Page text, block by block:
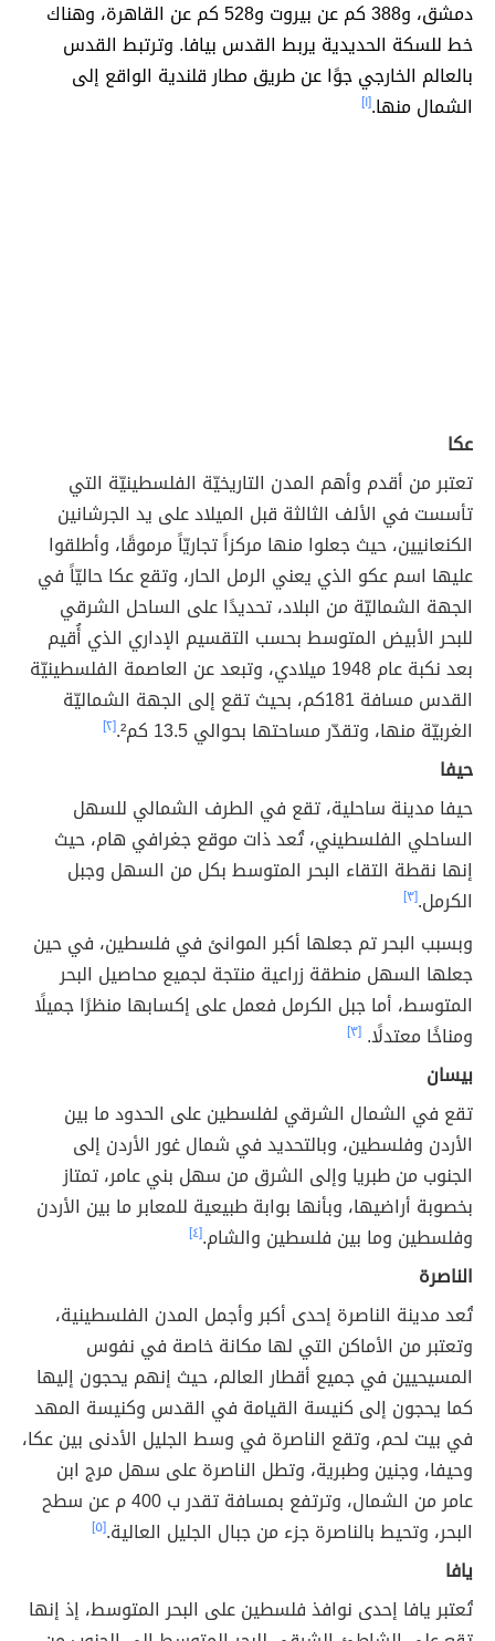
دمشق، و388 كم عن بيروت و528 كم عن القاهرة، وهناك
خط للسكة الحديدية يربط القدس بيافا. وترتبط القدس
بالعالم الخارجي جوًا عن طريق مطار قلندية الواقع إلى
الشمال منها.[١]
عكا
تعتبر من أقدم وأهم المدن التاريخيّة الفلسطينيّة التي
تأسست في الألف الثالثة قبل الميلاد على يد الجرشانين
الكنعانيين، حيث جعلوا منها مركزاً تجاريّاً مرموقًا، وأطلقوا
عليها اسم عكو الذي يعني الرمل الحار، وتقع عكا حاليّاً في
الجهة الشماليّة من البلاد، تحديدًا على الساحل الشرقي
للبحر الأبيض المتوسط بحسب التقسيم الإداري الذي أُقيم
بعد نكبة عام 1948 ميلادي، وتبعد عن العاصمة الفلسطينيّة
القدس مسافة 181كم، بحيث تقع إلى الجهة الشماليّة
الغربيّة منها، وتقدّر مساحتها بحوالي 13.5 كم².
[٢]
حيفا
حيفا مدينة ساحلية، تقع في الطرف الشمالي للسهل
الساحلي الفلسطيني، تُعد ذات موقع جغرافي هام، حيث
إنها نقطة التقاء البحر المتوسط بكل من السهل وجبل
الكرمل.[٣]
وبسبب البحر تم جعلها أكبر الموانئ في فلسطين، في حين
جعلها السهل منطقة زراعية منتجة لجميع محاصيل البحر
المتوسط، أما جبل الكرمل فعمل على إكسابها منظرًا جميلًا
ومناخًا معتدلًا. [٣]
بيسان
تقع في الشمال الشرقي لفلسطين على الحدود ما بين
الأردن وفلسطين، وبالتحديد في شمال غور الأردن إلى
الجنوب من طبريا وإلى الشرق من سهل بني عامر، تمتاز
بخصوبة أراضيها، وبأنها بوابة طبيعية للمعابر ما بين الأردن
وفلسطين وما بين فلسطين والشام.[٤]
الناصرة
تُعد مدينة الناصرة إحدى أكبر وأجمل المدن الفلسطينية،
وتعتبر من الأماكن التي لها مكانة خاصة في نفوس
المسيحيين في جميع أقطار العالم، حيث إنهم يحجون إليها
كما يحجون إلى كنيسة القيامة في القدس وكنيسة المهد
في بيت لحم، وتقع الناصرة في وسط الجليل الأدنى بين عكا،
وحيفا، وجنين وطبرية، وتطل الناصرة على سهل مرج ابن
عامر من الشمال، وترتفع بمسافة تقدر ب 400 م عن سطح
البحر، وتحيط بالناصرة جزء من جبال الجليل العالية.[٥]
يافا
تُعتبر يافا إحدى نوافذ فلسطين على البحر المتوسط، إذ إنها